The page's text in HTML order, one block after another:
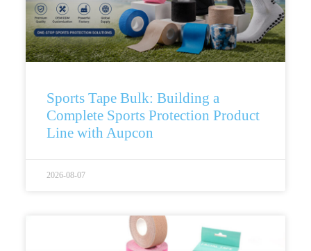
Sports Tape Bulk: Building a
Complete Sports Protection Product
Line with Aupcon
2026-08-07